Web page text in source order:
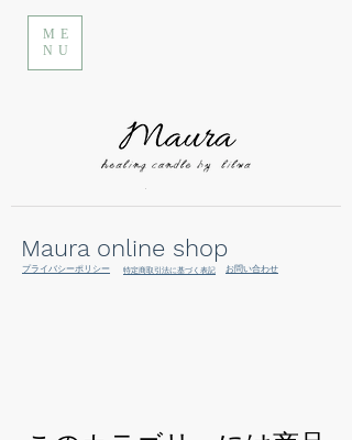
ME
NU
Maura online shop
プライバシーポリシー 特定商取引法に基づく表記 お問い合わせ